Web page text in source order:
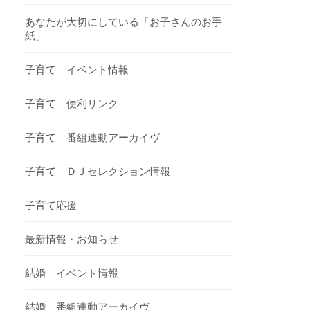
あなたが大切にしている「お子さんのお手
紙」
子育て イベント情報
子育て 便利リンク
子育て 番組連動アーカイヴ
子育て ＤＪセレクション情報
子育て応援
最新情報・お知らせ
結婚 イベント情報
結婚 番組連動アーカイヴ